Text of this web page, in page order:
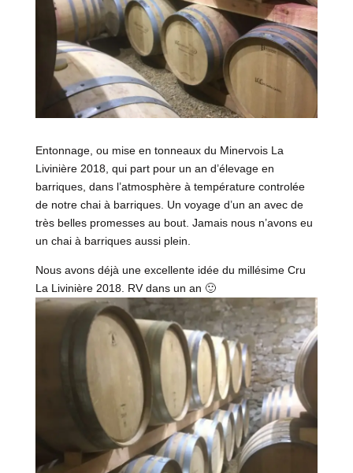
Entonnage, ou mise en tonneaux du Minervois La
Livinière 2018, qui part pour un an d’élevage en
barriques, dans l’atmosphère à température controlée
de notre chai à barriques. Un voyage d’un an avec de
très belles promesses au bout. Jamais nous n’avons eu
un chai à barriques aussi plein.
Nous avons déjà une excellente idée du millésime Cru
La Livinière 2018. RV dans un an 🙂